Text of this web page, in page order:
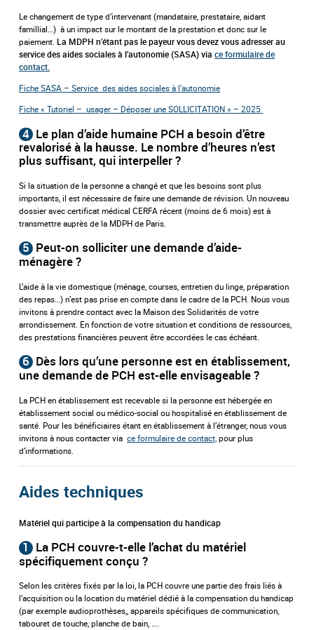
Le changement de type d’intervenant (mandataire, prestataire, aidant
famillial…) à un impact sur le montant de la prestation et donc sur le
paiement. La MDPH n’étant pas le payeur vous devez vous adresser au
service des aides sociales à l’autonomie (SASA) via ce formulaire de
contact.
Fiche SASA – Service des aides sociales à l’autonomie
Fiche « Tutoriel – usager – Déposer une SOLLICITATION » – 2025
4 Le plan d’aide humaine PCH a besoin d’être
revalorisé à la hausse. Le nombre d’heures n’est
plus suffisant, qui interpeller ?
Si la situation de la personne a changé et que les besoins sont plus
importants, il est nécessaire de faire une demande de révision. Un nouveau
dossier avec certificat médical CERFA récent (moins de 6 mois) est à
transmettre auprès de la MDPH de Paris.
5 Peut-on solliciter une demande d’aide-
ménagère ?
L’aide à la vie domestique (ménage, courses, entretien du linge, préparation
des repas…) n’est pas prise en compte dans le cadre de la PCH. Nous vous
invitons à prendre contact avec la Maison des Solidarités de votre
arrondissement. En fonction de votre situation et conditions de ressources,
des prestations financières peuvent être accordées le cas échéant.
6 Dès lors qu’une personne est en établissement,
une demande de PCH est-elle envisageable ?
La PCH en établissement est recevable si la personne est hébergée en
établissement social ou médico-social ou hospitalisé en établissement de
santé. Pour les bénéficiaires étant en établissement à l’étranger, nous vous
invitons à nous contacter via ce formulaire de contact, pour plus
d’informations.
Aides techniques
Matériel qui participe à la compensation du handicap
1 La PCH couvre-t-elle l’achat du matériel
spécifiquement conçu ?
Selon les critères fixés par la loi, la PCH couvre une partie des frais liés à
l’acquisition ou la location du matériel dédié à la compensation du handicap
(par exemple audioprothèses,, appareils spécifiques de communication,
tabouret de touche, planche de bain, ….